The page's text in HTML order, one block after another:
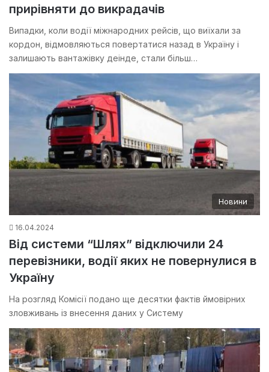
прирівняти до викрадачів
Випадки, коли водії міжнародних рейсів, що виїхали за
кордон, відмовляються повертатися назад в Україну і
залишають вантажівку деінде, стали більш…
Новини
16.04.2024
Від системи “Шлях” відключили 24
перевізники, водії яких не повернулися в
Україну
На розгляд Комісії подано ще десятки фактів ймовірних
зловживань із внесення даних у Систему